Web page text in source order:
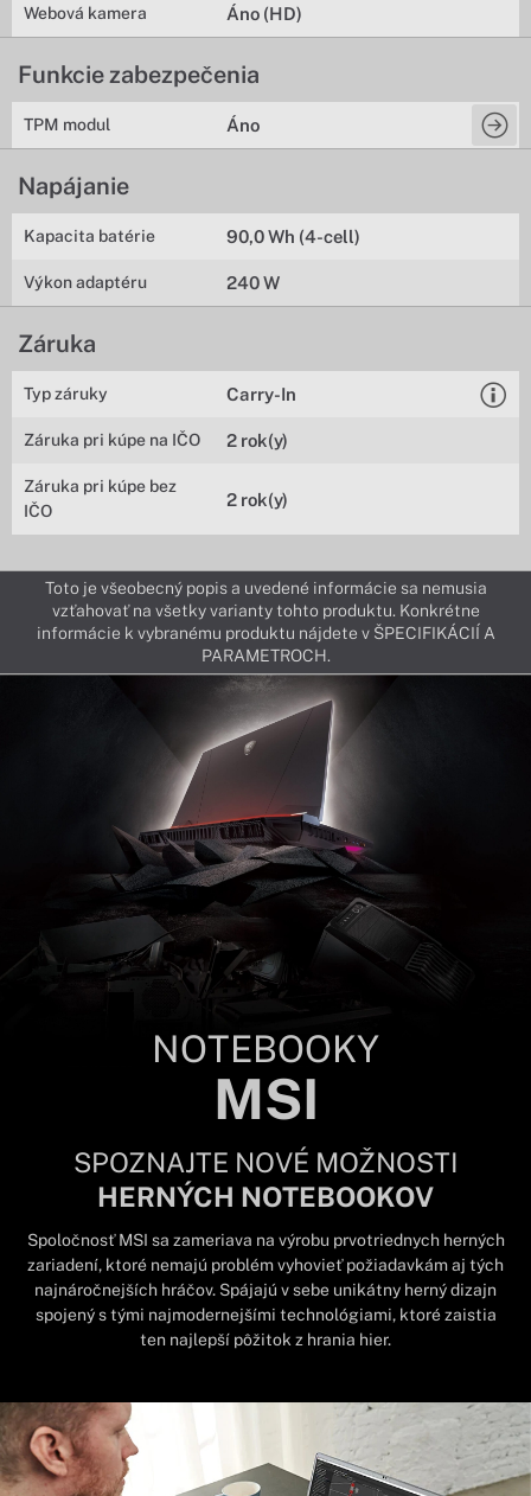
Webová kamera Áno (HD)
Funkcie zabezpečenia
TPM modul Áno
Napájanie
Kapacita batérie 90,0 Wh (4-cell)
Výkon adaptéru 240 W
Záruka
Typ záruky Carry-In
Záruka pri kúpe na IČO 2 rok(y)
Záruka pri kúpe bez
IČO
2 rok(y)
Toto je všeobecný popis a uvedené informácie sa nemusia
vzťahovať na všetky varianty tohto produktu. Konkrétne
informácie k vybranému produktu nájdete v ŠPECIFIKÁCIÍ A
PARAMETROCH.
NOTEBOOKY
MSI
SPOZNAJTE NOVÉ MOŽNOSTI
HERNÝCH NOTEBOOKOV
Spoločnosť MSI sa zameriava na výrobu prvotriednych herných
zariadení, ktoré nemajú problém vyhovieť požiadavkám aj tých
najnáročnejších hráčov. Spájajú v sebe unikátny herný dizajn
spojený s tými najmodernejšími technológiami, ktoré zaistia
ten najlepší pôžitok z hrania hier.